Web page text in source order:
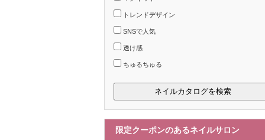
トレンドデザイン
SNSで人気
透け感
ちゅるちゅる
限定クーポンのあるネイルサロン